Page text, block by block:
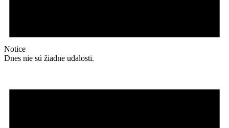
Notice
Dnes nie sú žiadne udalosti.